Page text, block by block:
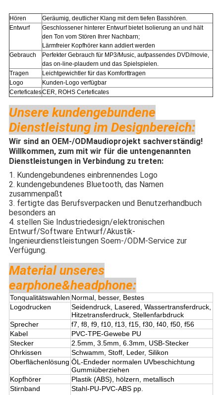
Hören
Geräumig, deutlicher Klang mit dem tiefen Basshören.
Entwurf
Geschlossener hinterer Entwurf bietet Isolierung an und hält
den Ton vom Stören Ihrer Nachbarn;
Lärmfreier Kopfhörer kann addiert werden
Gebrauch
Perfekter Gebrauch für MP3/Music, aufpassendes DVD/movie,
das on-line-plaudern und das Spielspielen.
Tragen
Leichtgewichtler für das Komforttragen
Logo
Kunden-Logo verfügbar
CerteficatesCER, ROHS Certeficates
Unsere kundengebundene
Dienstleistung im Designbereich:
Wir sind an OEM-/ODMaudioprojekt sachverständig!
Willkommen, zum mit wir für die untengenannten
Dienstleistungen in Verbindung zu treten:
1. Kundengebundenes einbrennendes Logo
2. kundengebundenes Bluetooth, das Namen
zusammenpaßt
3. fertigte das Berufsverpacken und Benutzerhandbuch
besonders an
4. stellen Sie Industriedesign/elektronischen
Entwurf/Software Entwurf/Akustik-
Ingenieurdienstleistungen Soem-/ODM-Service zur
Verfügung.
Material unseres
earphone&headphone:
Tonqualitätswahlen Normal, besser, Bestes
Logodrucken
Seidendruck, Lasered, Wassertransferdruck,
Hitzetransferdruck, Stellenfarbdruck
Sprecher
f7, f8, f9, f10, f13, f15, f30, f40, f50, f56
Kabel
PVC-TPE-Gewebe PU
Stecker
2.5mm, 3.5mm, 6.3mm, USB-Stecker
Ohrkissen
Schwamm, Stoff, Leder, Silikon
Oberflächenlösung ÖL-Endeder normalen UVbeschichtung
Gummiüberziehen
Kopfhörer
Plastik (ABS), hölzern, metallisch
Stirnband
Stahl-PU-PVC-ABS pp.